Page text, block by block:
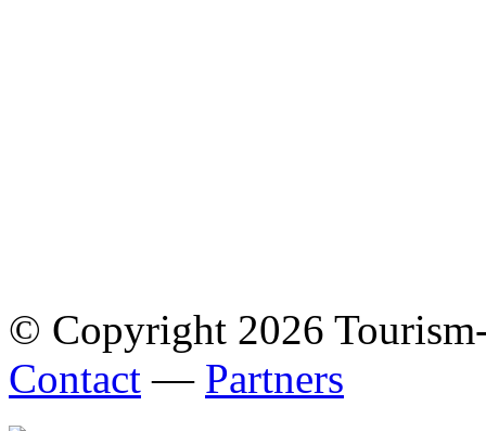
© Copyright 2026
Contact — Partners